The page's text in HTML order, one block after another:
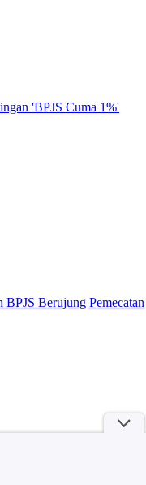
'BPJS Cuma 1%'
Berujung Pemecatan